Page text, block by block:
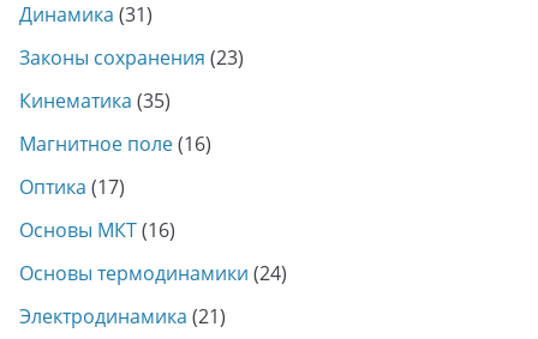
Динамика (31)
Законы сохранения (23)
Кинематика (35)
Магнитное поле(16)
Оптика (17)
Основы МКТ(16)
Основы термодинамики (24)
Электродинамика (21)